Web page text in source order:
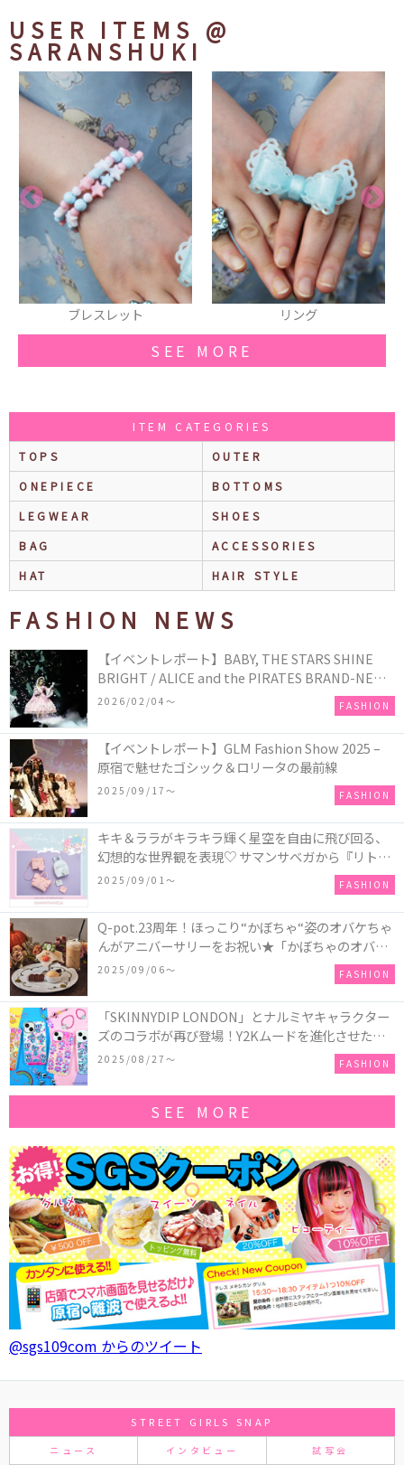
USER ITEMS @
SARANSHUKI
リング ワンピース
SEE MORE
ITEM CATEGORIES
TOPS
OUTER
ONEPIECE
BOTTOMS
LEGWEAR
SHOES
BAG
ACCESSORIES
HAT
HAIR STYLE
FASHION NEWS
【イベントレポート】BABY, THE STARS SHINE
BRIGHT / ALICE and the PIRATES BRAND-NEW
COLLECTION in TOKYO
2026/02/04〜 FASHION
【イベントレポート】GLM Fashion Show 2025 –
原宿で魅せたゴシック＆ロリータの最前線
2025/09/17〜 FASHION
キキ＆ララがキラキラ輝く星空を自由に飛び回る、
幻想的な世界観を表現♡ サマンサベガから『リトル
ツインスターズ』50周年アニバーサリーイヤー』を
2025/09/01〜 FASHION
Q-pot.23周年！ほっこり“かぼちゃ“姿のオバケちゃ
んがアニバーサリーをお祝い★「かぼちゃのオバケ
ーキアクセサリー」が新発売！Q-pot CAFE.では
「かぼちゃのオバケーキプレート」も登場
2025/09/06〜 FASHION
「SKINNYDIP LONDON」とナルミヤキャラクター
ズのコラボが再び登場！Y2Kムードを進化させた新
作コレクションを発売♪
2025/08/27〜 FASHION
SEE MORE
@sgs109com からのツイート
STREET GIRLS SNAP
ニュース インタビュー 試写会